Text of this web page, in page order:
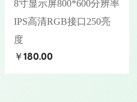
8寸显示屏800*600分辨率
IPS高清RGB接口250亮
度
￥180.00